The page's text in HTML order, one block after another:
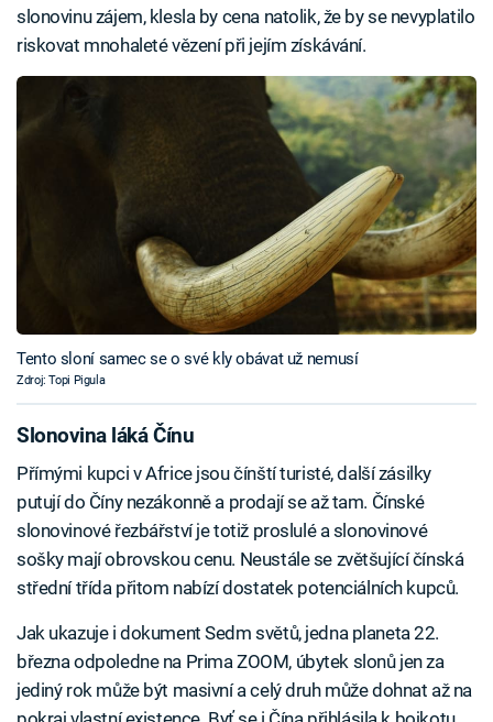
slonovinu zájem, klesla by cena natolik, že by se nevyplatilo
riskovat mnohaleté vězení při jejím získávání.
Tento sloní samec se o své kly obávat už nemusí
Zdroj: Topi Pigula
Slonovina láká Čínu
Přímými kupci v Africe jsou čínští turisté, další zásilky
putují do Číny nezákonně a prodají se až tam. Čínské
slonovinové řezbářství je totiž proslulé a slonovinové
sošky mají obrovskou cenu. Neustále se zvětšující čínská
střední třída přitom nabízí dostatek potenciálních kupců.
Jak ukazuje i dokument Sedm světů, jedna planeta 22.
března odpoledne na Prima ZOOM, úbytek slonů jen za
jediný rok může být masivní a celý druh může dohnat až na